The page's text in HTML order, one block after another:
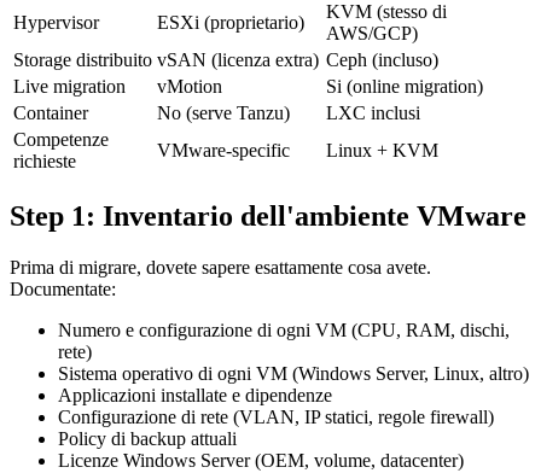
Hypervisor
ESXi (proprietario)
KVM (stesso di
AWS/GCP)
Storage distribuito vSAN (licenza extra) Ceph (incluso)
Live migration
vMotion
Si (online migration)
Container
No (serve Tanzu)
LXC inclusi
Competenze
richieste
VMware-specific Linux + KVM
Step 1: Inventario dell'ambiente VMware
Prima di migrare, dovete sapere esattamente cosa avete.
Documentate:
Numero e configurazione di ogni VM (CPU, RAM, dischi,
rete)
Sistema operativo di ogni VM (Windows Server, Linux, altro)
Applicazioni installate e dipendenze
Configurazione di rete (VLAN, IP statici, regole firewall)
Policy di backup attuali
Licenze Windows Server (OEM, volume, datacenter)